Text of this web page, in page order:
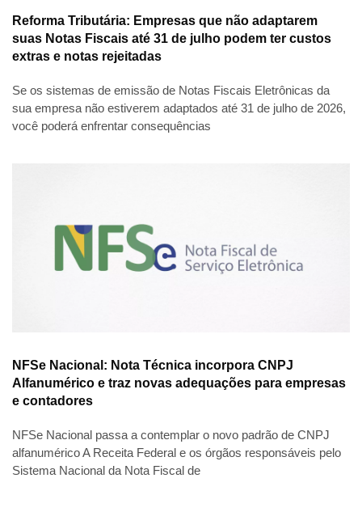
Reforma Tributária: Empresas que não adaptarem
suas Notas Fiscais até 31 de julho podem ter custos
extras e notas rejeitadas
Se os sistemas de emissão de Notas Fiscais Eletrônicas da
sua empresa não estiverem adaptados até 31 de julho de 2026,
você poderá enfrentar consequências
NFSe Nacional: Nota Técnica incorpora CNPJ
Alfanumérico e traz novas adequações para empresas
e contadores
NFSe Nacional passa a contemplar o novo padrão de CNPJ
alfanumérico A Receita Federal e os órgãos responsáveis pelo
Sistema Nacional da Nota Fiscal de